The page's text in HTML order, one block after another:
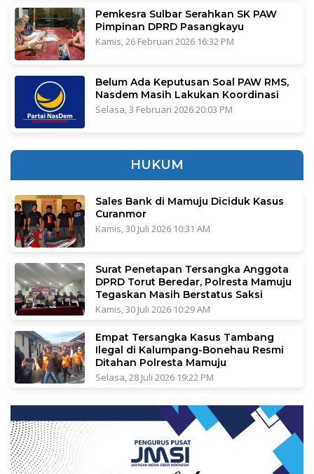
Pemkesra Sulbar Serahkan SK PAW
Pimpinan DPRD Pasangkayu
Kamis, 26 Februari 2026 16:32 PM
Belum Ada Keputusan Soal PAW RMS,
Nasdem Masih Lakukan Koordinasi
Selasa, 3 Februari 2026 20:03 PM
HUKUM
Sales Bank di Mamuju Diciduk Kasus
Curanmor
Kamis, 30 Juli 2026 10:31 AM
Surat Penetapan Tersangka Anggota
DPRD Torut Beredar, Polresta Mamuju
Tegaskan Masih Berstatus Saksi
Kamis, 30 Juli 2026 10:29 AM
Empat Tersangka Kasus Tambang
Ilegal di Kalumpang-Bonehau Resmi
Ditahan Polresta Mamuju
Selasa, 28 Juli 2026 19:22 PM